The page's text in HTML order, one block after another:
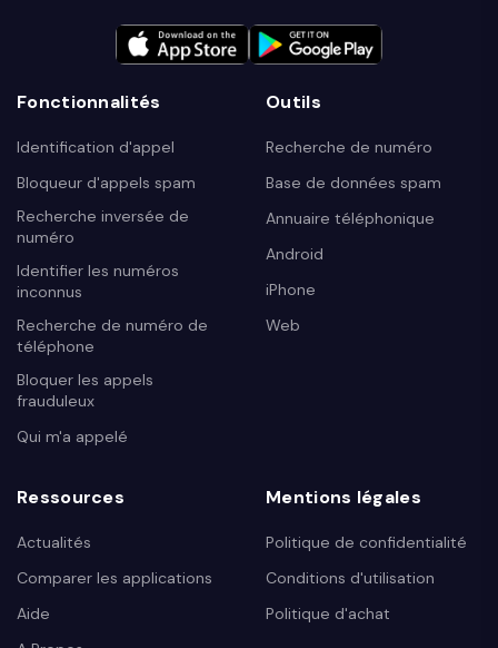
Fonctionnalités
Identification d'appel
Bloqueur d'appels spam
Recherche inversée de
numéro
Identifier les numéros
inconnus
Recherche de numéro de
téléphone
Bloquer les appels
frauduleux
Qui m'a appelé
Outils
Recherche de numéro
Base de données spam
Annuaire téléphonique
Android
iPhone
Web
Ressources
Actualités
Comparer les applications
Aide
Mentions légales
Politique de confidentialité
Conditions d'utilisation
Politique d'achat